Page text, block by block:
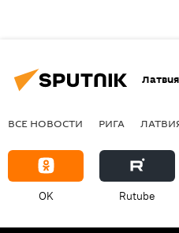
Латвия
ВСЕ НОВОСТИ РИГА
OK Rutube